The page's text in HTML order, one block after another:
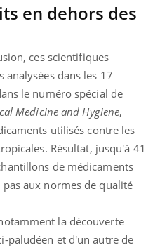
en dehors des
ces scientifiques
analysées dans les 17
le numéro spécial de
Medicine and Hygiene,
utilisés contre les
Résultat, jusqu'à 41
de médicaments
aux normes de qualité
la découverte
paludéen et d'un autre de